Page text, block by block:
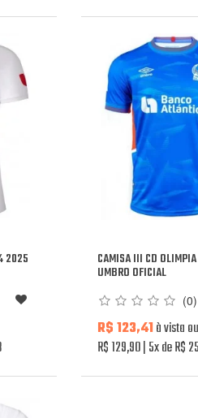
2025 CAMISA III CD
UMBRO OFICIAL
(0)
R$ 123,41à vista ou
R$ 129,90 5x de R$